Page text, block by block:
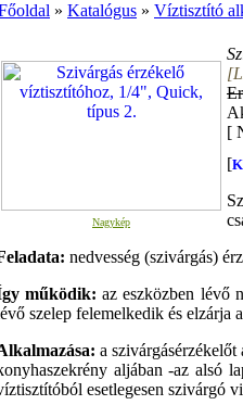
» Katalógus » Víztisztító
Nagykép
[
[
nedvesség (szivárgás)
működik: az eszközben lévő
szelep felemelkedik és elzárja
a
aljában -az alsó
esetlegesen szivárgó